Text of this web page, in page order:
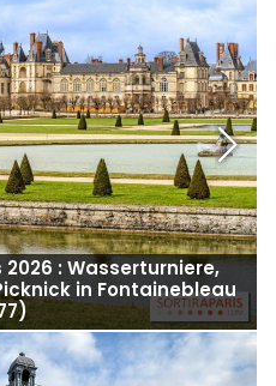
: Wasserturniere,
in Fontainebleau